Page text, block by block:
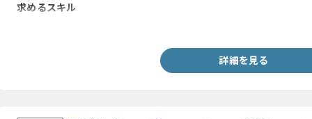
求めるスキル
詳細を見る